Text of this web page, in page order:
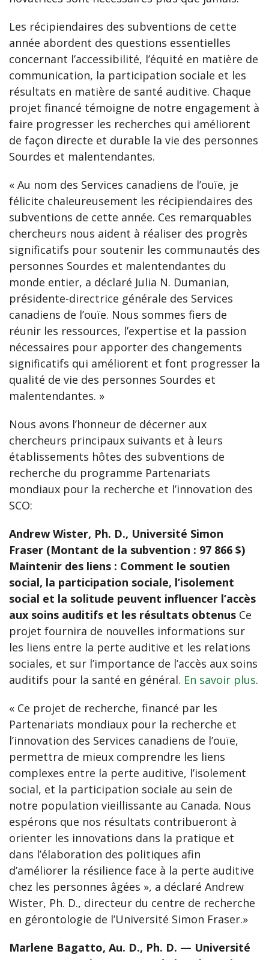
Les récipiendaires des subventions de cette
année abordent des questions essentielles
concernant l’accessibilité, l’équité en matière de
communication, la participation sociale et les
résultats en matière de santé auditive. Chaque
projet financé témoigne de notre engagement à
faire progresser les recherches qui améliorent
de façon directe et durable la vie des personnes
Sourdes et malentendantes.
« Au nom des Services canadiens de l’ouïe, je
félicite chaleureusement les récipiendaires des
subventions de cette année. Ces remarquables
chercheurs nous aident à réaliser des progrès
significatifs pour soutenir les communautés des
personnes Sourdes et malentendantes du
monde entier, a déclaré Julia N. Dumanian,
présidente-directrice générale des Services
canadiens de l’ouïe. Nous sommes fiers de
réunir les ressources, l’expertise et la passion
nécessaires pour apporter des changements
significatifs qui améliorent et font progresser la
qualité de vie des personnes Sourdes et
malentendantes. »
Nous avons l’honneur de décerner aux
chercheurs principaux suivants et à leurs
établissements hôtes des subventions de
recherche du programme Partenariats
mondiaux pour la recherche et l’innovation des
SCO:
Andrew Wister, Ph. D., Université Simon
Fraser (Montant de la subvention : 97 866 $)
Maintenir des liens : Comment le soutien
social, la participation sociale, l’isolement
social et la solitude peuvent influencer l’accès
aux soins auditifs et les résultats obtenus Ce
projet fournira de nouvelles informations sur
les liens entre la perte auditive et les relations
sociales, et sur l’importance de l’accès aux soins
auditifs pour la santé en général. En savoir plus.
« Ce projet de recherche, financé par les
Partenariats mondiaux pour la recherche et
l’innovation des Services canadiens de l’ouïe,
permettra de mieux comprendre les liens
complexes entre la perte auditive, l’isolement
social, et la participation sociale au sein de
notre population vieillissante au Canada. Nous
espérons que nos résultats contribueront à
orienter les innovations dans la pratique et
dans l’élaboration des politiques afin
d’améliorer la résilience face à la perte auditive
chez les personnes âgées », a déclaré Andrew
Wister, Ph. D., directeur du centre de recherche
en gérontologie de l’Université Simon Fraser.»
Marlene Bagatto, Au. D., Ph. D. — Université